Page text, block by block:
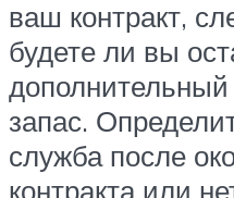
ваш контракт,
будете ли вы
запас.
служба после
контракта или